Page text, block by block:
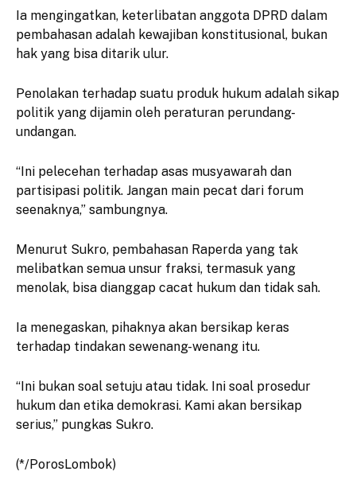
Ia mengingatkan, keterlibatan anggota DPRD dalam
pembahasan adalah kewajiban konstitusional, bukan
hak yang bisa ditarik ulur.
Penolakan terhadap suatu produk hukum adalah sikap
politik yang dijamin oleh peraturan perundang-
undangan.
“Ini pelecehan terhadap asas musyawarah dan
partisipasi politik. Jangan main pecat dari forum
seenaknya,” sambungnya.
Menurut Sukro, pembahasan Raperda yang tak
melibatkan semua unsur fraksi, termasuk yang
menolak, bisa dianggap cacat hukum dan tidak sah.
Ia menegaskan, pihaknya akan bersikap keras
terhadap tindakan sewenang-wenang itu.
“Ini bukan soal setuju atau tidak. Ini soal prosedur
hukum dan etika demokrasi. Kami akan bersikap
serius,” pungkas Sukro.
(*/PorosLombok)